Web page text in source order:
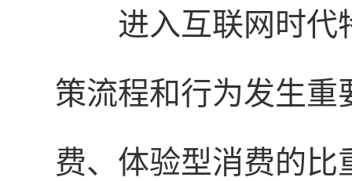
进入互联网时代
策流程和行为发生重
费、体验型消费的